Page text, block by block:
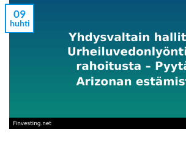
09
huhti